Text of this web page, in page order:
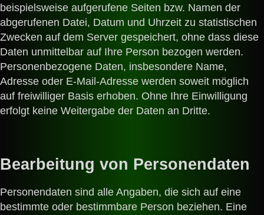
beispielsweise aufgerufene Seiten bzw. Namen der
abgerufenen Datei, Datum und Uhrzeit zu statistischen
Zwecken auf dem Server gespeichert, ohne dass diese
Daten unmittelbar auf Ihre Person bezogen werden.
Personenbezogene Daten, insbesondere Name,
Adresse oder E-Mail-Adresse werden soweit möglich
auf freiwilliger Basis erhoben. Ohne Ihre Einwilligung
erfolgt keine Weitergabe der Daten an Dritte.
Bearbeitung von Personendaten
Personendaten sind alle Angaben, die sich auf eine
bestimmte oder bestimmbare Person beziehen. Eine